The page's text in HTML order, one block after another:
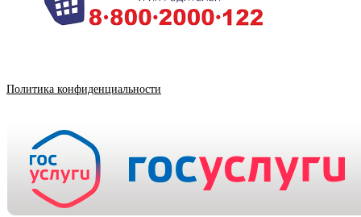
Политика конфиденциальности